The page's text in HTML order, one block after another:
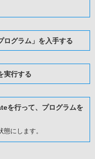
ログラム」を入手する
実行する
を行って、プログラムを
にします。